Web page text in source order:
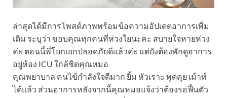
ล่าสุดได้มีการโพสต์ภาพพร้อมข้อความอัปเดตอาการเพิ่ม
เติม ระบุว่า ขอบคุณทุกคนที่ห่วงใยนะคะ สบายใจหายห่วง
ค่ะ ตอนนี้พี่โยกเยกปลอดภัยดีแล้วค่ะ แต่ยังต้องพักดูอาการ
อยู่ห้อง ICU ใกล้ชิดคุณหมอ
คุณพยาบาล คนไข้กำลังใจดีมาก ยิ้ม หัวเราะ พูดคุย เม้าท์
ได้แล้ว ส่วนอาการหลังจากนี้คุณหมอแจ้งว่าต้องรอฟื้นตัว